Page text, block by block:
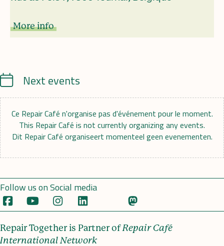
More info
CalendrierNext events
Ce Repair Café n'organise pas d'événement pour le moment.
This Repair Café is not currently organizing any events.
Dit Repair Café organiseert momenteel geen evenementen.
Follow us on Social media
Repair Together is Partner ofRepair Café
International Network